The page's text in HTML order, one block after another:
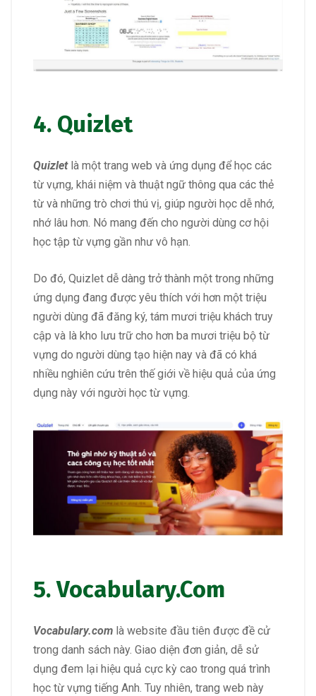
4. Quizlet
Quizletlà một trang web và ứng dụng để học các
từ vựng, khái niệm và thuật ngữ thông qua các thẻ
từ và những trò chơi thú vị, giúp người học dễ nhớ,
nhớ lâu hơn. Nó mang đến cho người dùng cơ hội
học tập từ vựng gần như vô hạn.
Do đó, Quizlet dễ dàng trở thành một trong những
ứng dụng đang được yêu thích với hơn một triệu
người dùng đã đăng ký, tám mươi triệu khách truy
cập và là kho lưu trữ cho hơn ba mươi triệu bộ từ
vựng do người dùng tạo hiện nay và đã có khá
nhiều nghiên cứu trên thế giới về hiệu quả của ứng
dụng này với người học từ vựng.
5.Vocabulary.Com
Vocabulary.com là website đầu tiên được đề cử
trong danh sách này. Giao diện đơn giản, dễ sử
dụng đem lại hiệu quả cực kỳ cao trong quá trình
học từ vựng tiếng Anh. Tuy nhiên, trang web này